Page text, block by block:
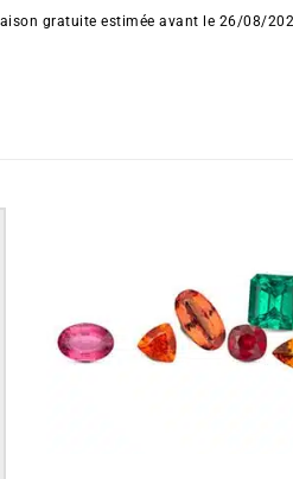
gratuite estimée avant le 26/08/